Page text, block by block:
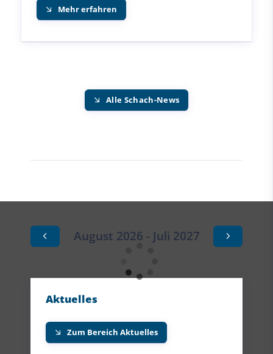
Mehr erfahren
Alle Schach-News
August 2026 - Juli 2027
Aktuelles
Zum Bereich Aktuelles